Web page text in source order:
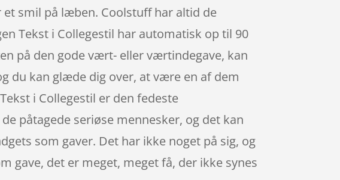
smil på læben. Coolstuff har altid de
Tekst i Collegestil har automatisk op til 90
på den gode vært- eller værtindegave, kan
du kan glæde dig over, at være en af dem
i Collegestil er den fedeste
påtagede seriøse mennesker, og det kan
som gaver. Det har ikke noget på sig, og
gave, det er meget, meget få, der ikke synes